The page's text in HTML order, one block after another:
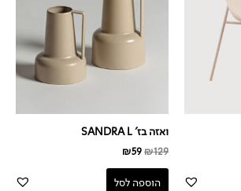
ואזה בז' SANDRA L
₪129
₪59
הוספה לסל